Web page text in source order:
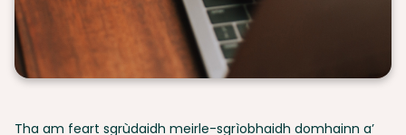
Tha am feart sgrùdaidh meirle-sgrìobhaidh domhainn a’